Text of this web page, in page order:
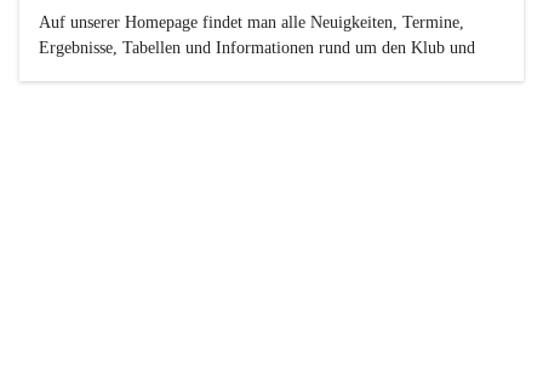
Auf unserer Homepage findet man alle Neuigkeiten, Termine,
Ergebnisse, Tabellen und Informationen rund um den Klub und